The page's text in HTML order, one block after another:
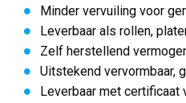
Minder vervuiling voor
Leverbaar als rollen,
Zelf herstellend
Uitstekend vervormbaar,
Leverbaar met certificaat